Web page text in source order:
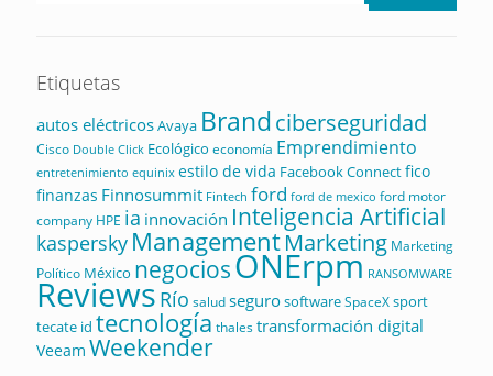
Etiquetas
autos eléctricosAvaya Brandciberseguridad
Cisco Double Click Ecológico economía Emprendimiento
entretenimiento equinix estilo de vida Facebook Connectfico
finanzas Finnosummit Fintech ford ford de mexico ford motor
company HPE ia innovación Inteligencia Artificial
kaspersky ManagementMarketing Marketing
Político México negociosONErpm RANSOMWARE
Reviews Río saludsegurosoftwareSpaceXsport
tecate id tecnología thalestransformación digital
Veeam Weekender